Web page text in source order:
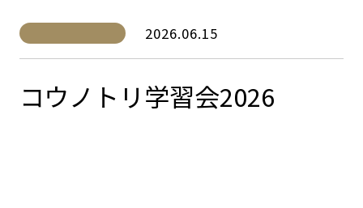
2026.06.15
コウノトリ学習会2026